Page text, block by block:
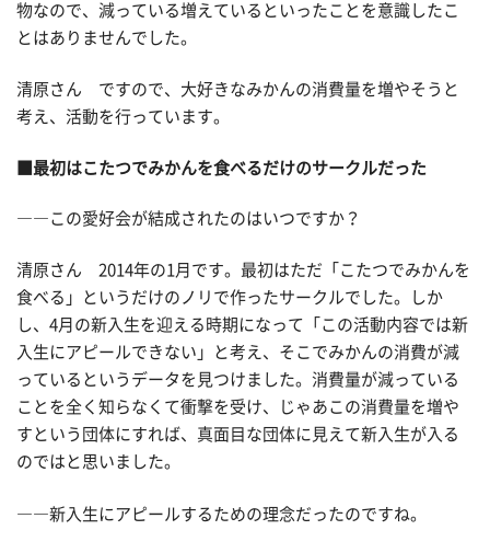
物なので、減っている増えているといったことを意識したこ
とはありませんでした。
清原さん ですので、大好きなみかんの消費量を増やそうと
考え、活動を行っています。
■最初はこたつでみかんを食べるだけのサークルだった
――この愛好会が結成されたのはいつですか？
清原さん 2014年の1月です。最初はただ「こたつでみかんを
食べる」というだけのノリで作ったサークルでした。しか
し、4月の新入生を迎える時期になって「この活動内容では新
入生にアピールできない」と考え、そこでみかんの消費が減
っているというデータを見つけました。消費量が減っている
ことを全く知らなくて衝撃を受け、じゃあこの消費量を増や
すという団体にすれば、真面目な団体に見えて新入生が入る
のではと思いました。
――新入生にアピールするための理念だったのですね。